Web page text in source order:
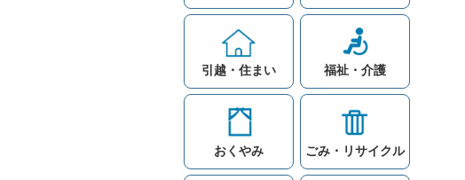
引越・住まい 福祉・介護
おくやみ ごみ・リサイクル